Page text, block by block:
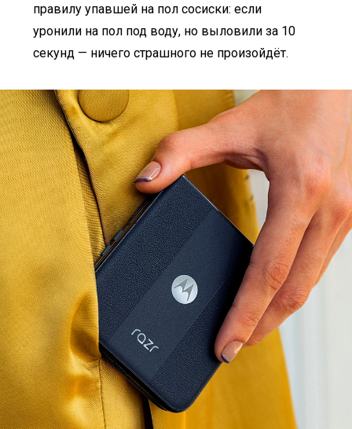
правилу упавшей на пол сосиски: если
уронили на пол под воду, но выловили за 10
секунд — ничего страшного не произойдёт.